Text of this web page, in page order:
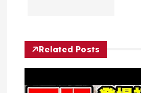
ンRelated Posts